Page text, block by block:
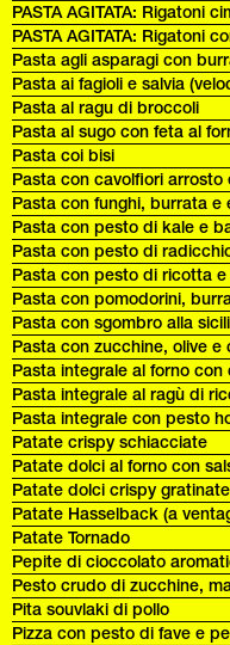
PASTA AGITATA: Rigatoni
PASTA AGITATA: Rigatoni
Pasta agli asparagi con
Pasta ai fagioli e salvia
Pasta al ragu di broccoli
Pasta al sugo con feta al
Pasta coi bisi
Pasta con cavolfiori arrosto
Pasta con funghi, burrata e
Pasta con pesto di kale e
Pasta con pesto di
Pasta con pesto di ricotta
Pasta con pomodorini,
Pasta con sgombro alla
Pasta con zucchine, olive
Pasta integrale al forno con
Pasta integrale al ragù di
Pasta integrale con pesto
Patate crispy schiacciate
Patate dolci al forno con
Patate dolci crispy gratinate
Patate Hasselback (a
Patate Tornado
Pepite di cioccolato
Pesto crudo di zucchine,
Pita souvlaki di pollo
Pizza con pesto di fave e